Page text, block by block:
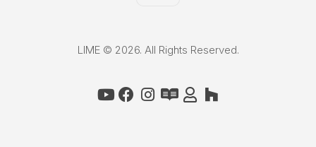
LIME © 2026. All Rights Reserved.